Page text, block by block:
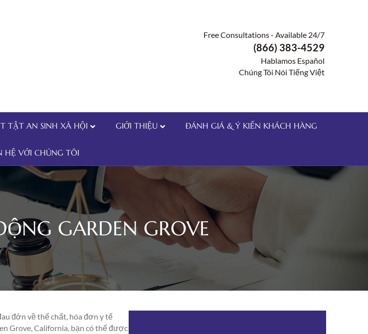
Free Consultations - Available 24/7
(866) 383-4529
Hablamos Español
Chúng Tôi Nói Tiếng Việt
TẬT AN SINH XÃ HỘI GIỚI THIỆU ĐÁNH GIÁ & Ý KIẾN KHÁCH HÀNG
HỆ VỚI CHÚNG TÔI
GARDEN GROVE
đớn về thể chất, hóa đơn y tế
Grove, California, bạn có thể được